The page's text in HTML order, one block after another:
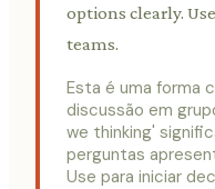
options clearly.
teams.
Esta é uma forma
discussão em
we thinking'
perguntas
Use para iniciar